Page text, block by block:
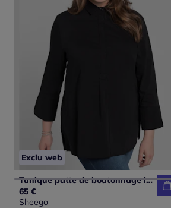
Exclu web
Tunique patte de boutonnage invisible
65 €
Sheego